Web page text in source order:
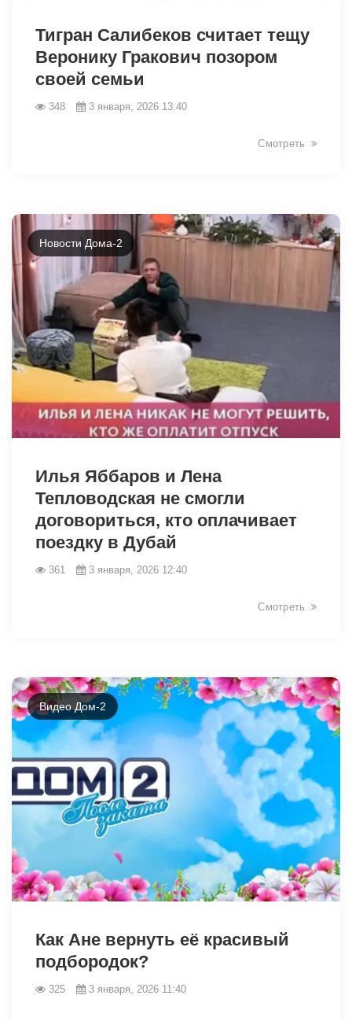
Тигран Салибеков считает тещу
Веронику Гракович позором
своей семьи
348 3 января, 2026 13:40
Смотреть
Новости Дома-2
Илья Яббаров и Лена
Тепловодская не смогли
договориться, кто оплачивает
поездку в Дубай
361 3 января, 2026 12:40
Смотреть
Видео Дом-2
Как Ане вернуть её красивый
подбородок?
325 3 января, 2026 11:40